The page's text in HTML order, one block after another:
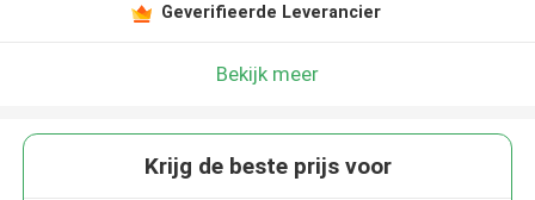
Geverifieerde Leverancier
Bekijk meer
Krijg de beste prijs voor